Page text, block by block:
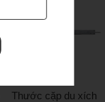
Thước cặp du xích